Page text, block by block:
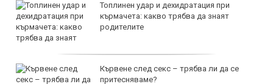
Топлинен удар и дехидратация при
кърмачета: какво трябва да знаят
родителите
Кървене след секс – трябва ли да се
притесняваме?